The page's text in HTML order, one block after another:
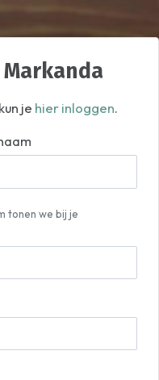
je hier inloggen.
tonen we bij je